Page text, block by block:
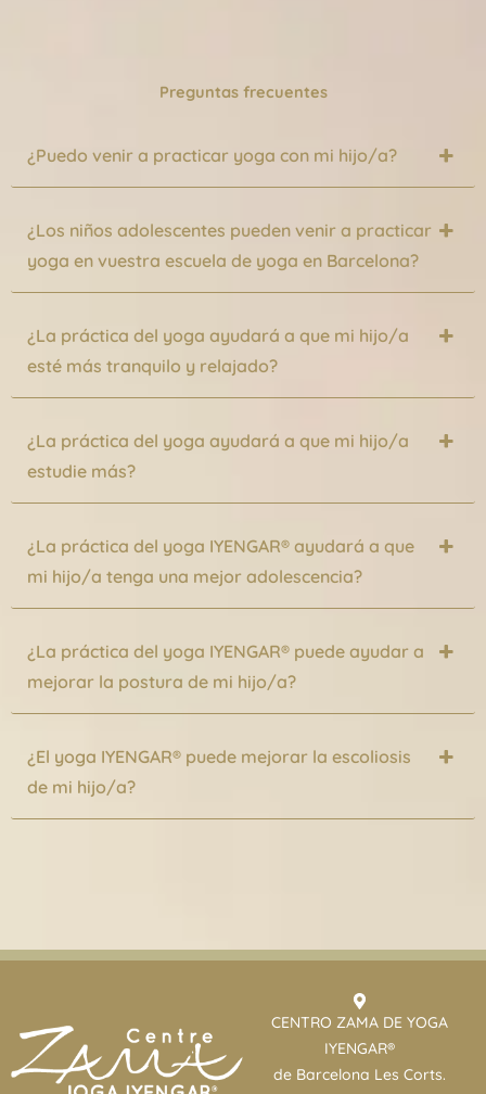
Preguntas frecuentes
¿Puedo venir a practicar yoga con mi hijo/a?
¿Los niños adolescentes pueden venir a practicar
yoga en vuestra escuela de yoga en Barcelona?
¿La práctica del yoga ayudará a que mi hijo/a
esté más tranquilo y relajado?
¿La práctica del yoga ayudará a que mi hijo/a
estudie más?
¿La práctica del yoga IYENGAR® ayudará a que
mi hijo/a tenga una mejor adolescencia?
¿La práctica del yoga IYENGAR® puede ayudar a
mejorar la postura de mi hijo/a?
¿El yoga IYENGAR® puede mejorar la escoliosis
de mi hijo/a?
CENTRO ZAMA DE YOGA
IYENGAR®
de Barcelona Les Corts.